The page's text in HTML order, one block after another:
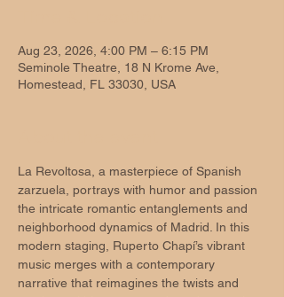
Aug 23, 2026, 4:00 PM – 6:15 PM
Seminole Theatre, 18 N Krome Ave,
Homestead, FL 33030, USA
La Revoltosa, a masterpiece of Spanish
zarzuela, portrays with humor and passion
the intricate romantic entanglements and
neighborhood dynamics of Madrid. In this
modern staging, Ruperto Chapí’s vibrant
music merges with a contemporary
narrative that reimagines the twists and